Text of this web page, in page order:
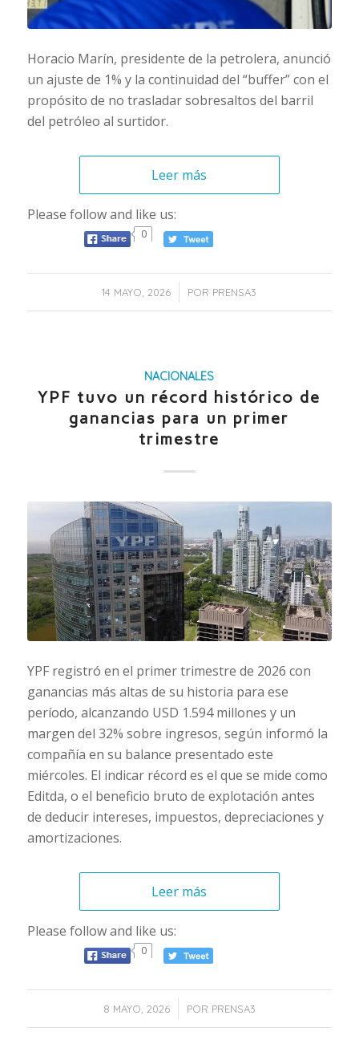
Horacio Marín, presidente de la petrolera, anunció
un ajuste de 1% y la continuidad del “buffer” con el
propósito de no trasladar sobresaltos del barril
del petróleo al surtidor.
Leer más
Please follow and like us:
0
14 MAYO, 2026
/ POR PRENSA3
NACIONALES
YPF tuvo un récord histórico de
ganancias para un primer
trimestre
YPF registró en el primer trimestre de 2026 con
ganancias más altas de su historia para ese
período, alcanzando USD 1.594 millones y un
margen del 32% sobre ingresos, según informó la
compañía en su balance presentado este
miércoles. El indicar récord es el que se mide como
Editda, o el beneficio bruto de explotación antes
de deducir intereses, impuestos, depreciaciones y
amortizaciones.
Leer más
Please follow and like us:
0
8 MAYO, 2026
/ POR PRENSA3